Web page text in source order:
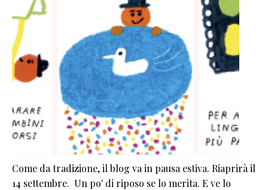
Come da tradizione, il blog va in pausa estiva. Riaprirà il
14 settembre. Un po' di riposo se lo merita. E ve lo